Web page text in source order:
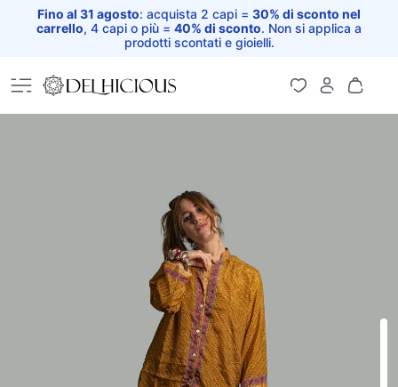
Fino al 31 agosto: acquista 2 capi = 30% di sconto nel
carrello, 4 capi o più = 40% di sconto. Non si applica a
prodotti scontati e gioielli.
Home